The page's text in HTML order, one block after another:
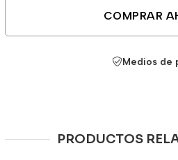
COMPRAR
Medios de
PRODUCTOS